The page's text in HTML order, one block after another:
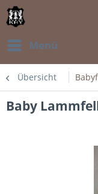
Menü
Übersicht
Baby